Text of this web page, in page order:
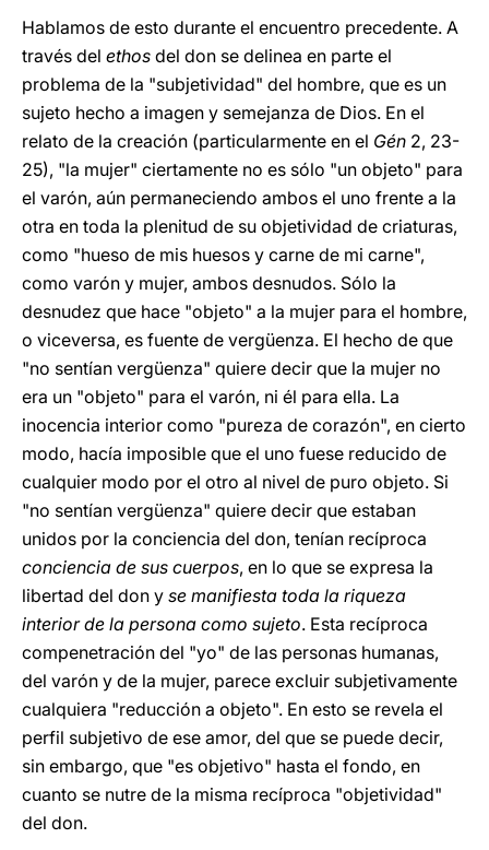
Hablamos de esto durante el encuentro precedente. A
través del ethos del don se delinea en parte el
problema de la "subjetividad" del hombre, que es un
sujeto hecho a imagen y semejanza de Dios. En el
relato de la creación (particularmente en el Gén 2, 23-
25), "la mujer" ciertamente no es sólo "un objeto" para
el varón, aún permaneciendo ambos el uno frente a la
otra en toda la plenitud de su objetividad de criaturas,
como "hueso de mis huesos y carne de mi carne",
como varón y mujer, ambos desnudos. Sólo la
desnudez que hace "objeto" a la mujer para el hombre,
o viceversa, es fuente de vergüenza. El hecho de que
"no sentían vergüenza" quiere decir que la mujer no
era un "objeto" para el varón, ni él para ella. La
inocencia interior como "pureza de corazón", en cierto
modo, hacía imposible que el uno fuese reducido de
cualquier modo por el otro al nivel de puro objeto. Si
"no sentían vergüenza" quiere decir que estaban
unidos por la conciencia del don, tenían recíproca
conciencia de sus cuerpos, en lo que se expresa la
libertad del don y se manifiesta toda la riqueza
interior de la persona como sujeto. Esta recíproca
compenetración del "yo" de las personas humanas,
del varón y de la mujer, parece excluir subjetivamente
cualquiera "reducción a objeto". En esto se revela el
perfil subjetivo de ese amor, del que se puede decir,
sin embargo, que "es objetivo" hasta el fondo, en
cuanto se nutre de la misma recíproca "objetividad"
del don.